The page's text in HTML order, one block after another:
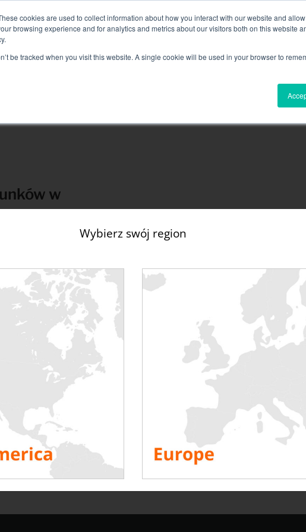
cookies are used to collect information about how you interact with our website and
browsing experience and for analytics and metrics about our visitors both on this website
be tracked when you visit this website. A single cookie will be used in your browser to
Smart Load Bank dla rozwiązań z bezpośrednim chłodzeniem cieczą,
Test akumulatora
w
zasilania, który
system rozdzielczy
urządzenia, gdy
(pomocnicze
urządzeń
podczas sytuacji
urządzenia
awaryjne zapewniają
utraty zasilania z
jest w dwa generatory
danym miejscu dostępny
jest wystarczająca do
Dlatego też
W tym celu kierownicy
zdolnych do
kilku megawatów,
(system pomiarowy,
średniego napięcia.
Wybierz swój region